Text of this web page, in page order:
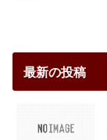
最新の投稿